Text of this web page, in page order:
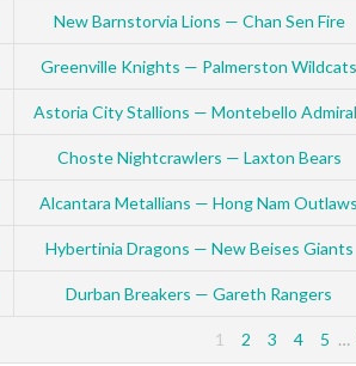
New Barnstorvia Lions — Chan Sen Fire
Greenville Knights — Palmerston Wildcats
Astoria City Stallions — Montebello
Choste Nightcrawlers — Laxton Bears
Alcantara Metallians — Hong Nam Outlaws
Hybertinia Dragons — New Beises Giants
Durban Breakers — Gareth Rangers
1 2 3 4 5 …